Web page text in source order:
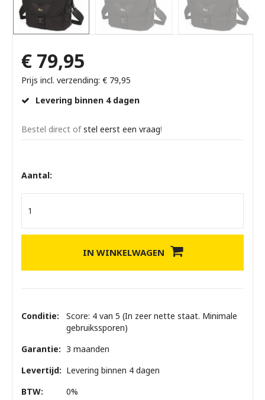
€ 79,95
Prijs incl. verzending: € 79,95
Levering binnen 4 dagen
Bestel direct ofstel eerst een vraag!
Aantal:
IN WINKELWAGEN
Conditie:
Score: 4 van 5 (In zeer nette staat. Minimale
gebruikssporen)
Garantie: 3 maanden
Levertijd: Levering binnen 4 dagen
BTW:
0%